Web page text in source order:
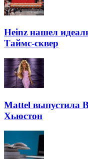
Heinz нашел
Таймс-сквер
Mattel выпустила
Хьюстон